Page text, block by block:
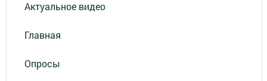
Актуальное видео
Главная
Опросы